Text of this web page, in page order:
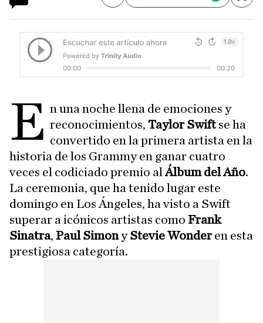
E n una noche llena de emociones y
reconocimientos, Taylor Swiftse ha
convertido en la primera artista en la
historia de los Grammy en ganar cuatro
veces el codiciado premio al Álbum del Año.
La ceremonia, que ha tenido lugar este
domingo en Los Ángeles, ha visto a Swift
superar a icónicos artistas como Frank
Sinatra, Paul SimonyStevie Wonderen esta
prestigiosa categoría.